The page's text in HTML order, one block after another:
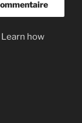
Learn how